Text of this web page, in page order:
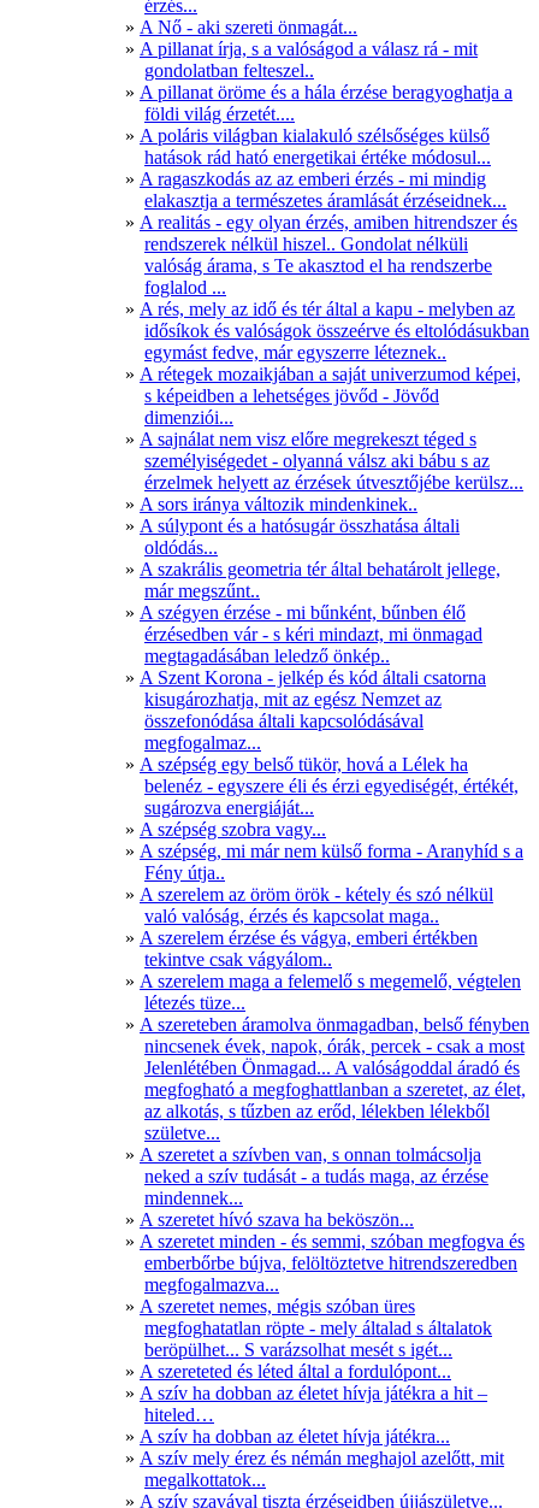
érzés...
A Nő - aki szereti önmagát...
A pillanat írja, s a valóságod a válasz rá - mit
gondolatban felteszel..
A pillanat öröme és a hála érzése beragyoghatja a
földi világ érzetét....
A poláris világban kialakuló szélsőséges külső
hatások rád ható energetikai értéke módosul...
A ragaszkodás az az emberi érzés - mi mindig
elakasztja a természetes áramlását érzéseidnek...
A realitás - egy olyan érzés, amiben hitrendszer és
rendszerek nélkül hiszel.. Gondolat nélküli
valóság árama, s Te akasztod el ha rendszerbe
foglalod ...
A rés, mely az idő és tér által a kapu - melyben az
idősíkok és valóságok összeérve és eltolódásukban
egymást fedve, már egyszerre léteznek..
A rétegek mozaikjában a saját univerzumod képei,
s képeidben a lehetséges jövőd - Jövőd
dimenziói...
A sajnálat nem visz előre megrekeszt téged s
személyiségedet - olyanná válsz aki bábu s az
érzelmek helyett az érzések útvesztőjébe kerülsz...
A sors iránya változik mindenkinek..
A súlypont és a hatósugár összhatása általi
oldódás...
A szakrális geometria tér által behatárolt jellege,
már megszűnt..
A szégyen érzése - mi bűnként, bűnben élő
érzésedben vár - s kéri mindazt, mi önmagad
megtagadásában leledző önkép..
A Szent Korona - jelkép és kód általi csatorna
kisugározhatja, mit az egész Nemzet az
összefonódása általi kapcsolódásával
megfogalmaz...
A szépség egy belső tükör, hová a Lélek ha
belenéz - egyszere éli és érzi egyediségét, értékét,
sugározva energiáját...
A szépség szobra vagy...
A szépség, mi már nem külső forma - Aranyhíd s a
Fény útja..
A szerelem az öröm örök - kétely és szó nélkül
való valóság, érzés és kapcsolat maga..
A szerelem érzése és vágya, emberi értékben
tekintve csak vágyálom..
A szerelem maga a felemelő s megemelő, végtelen
létezés tüze...
A szereteben áramolva önmagadban, belső fényben
nincsenek évek, napok, órák, percek - csak a most
Jelenlétében Önmagad... A valóságoddal áradó és
megfogható a megfoghattlanban a szeretet, az élet,
az alkotás, s tűzben az erőd, lélekben lélekből
születve...
A szeretet a szívben van, s onnan tolmácsolja
neked a szív tudását - a tudás maga, az érzése
mindennek...
A szeretet hívó szava ha beköszön...
A szeretet minden - és semmi, szóban megfogva és
emberbőrbe bújva, felöltöztetve hitrendszeredben
megfogalmazva...
A szeretet nemes, mégis szóban üres
megfoghatatlan röpte - mely általad s általatok
beröpülhet... S varázsolhat mesét s igét...
A szereteted és léted által a fordulópont...
A szív ha dobban az életet hívja játékra a hit –
hiteled…
A szív ha dobban az életet hívja játékra...
A szív mely érez és némán meghajol azelőtt, mit
megalkottatok...
A szív szavával tiszta érzéseidben újjászületve...